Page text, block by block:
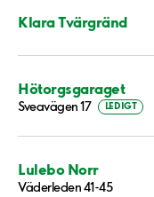
Klara Tvärgränd
Hötorgsgaraget
Sveavägen 17 LEDIGT
Lulebo Norr
Väderleden 41-45